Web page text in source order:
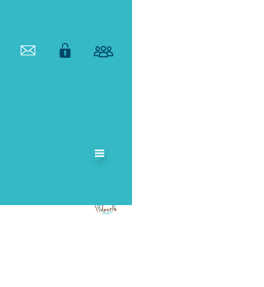
DE BASSIN DU
VIDOURLE